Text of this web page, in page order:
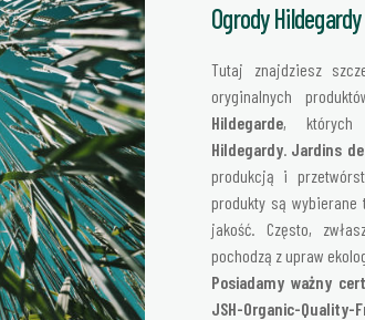
Ogrody Hildegardy
Tutaj znajdziesz
oryginalnych
Hildegarde, których
Hildegardy. Jardins
produkcją i
produkty są
jakość. Często,
pochodzą z upraw
Posiadamy ważny
JSH-Organic-Quality-